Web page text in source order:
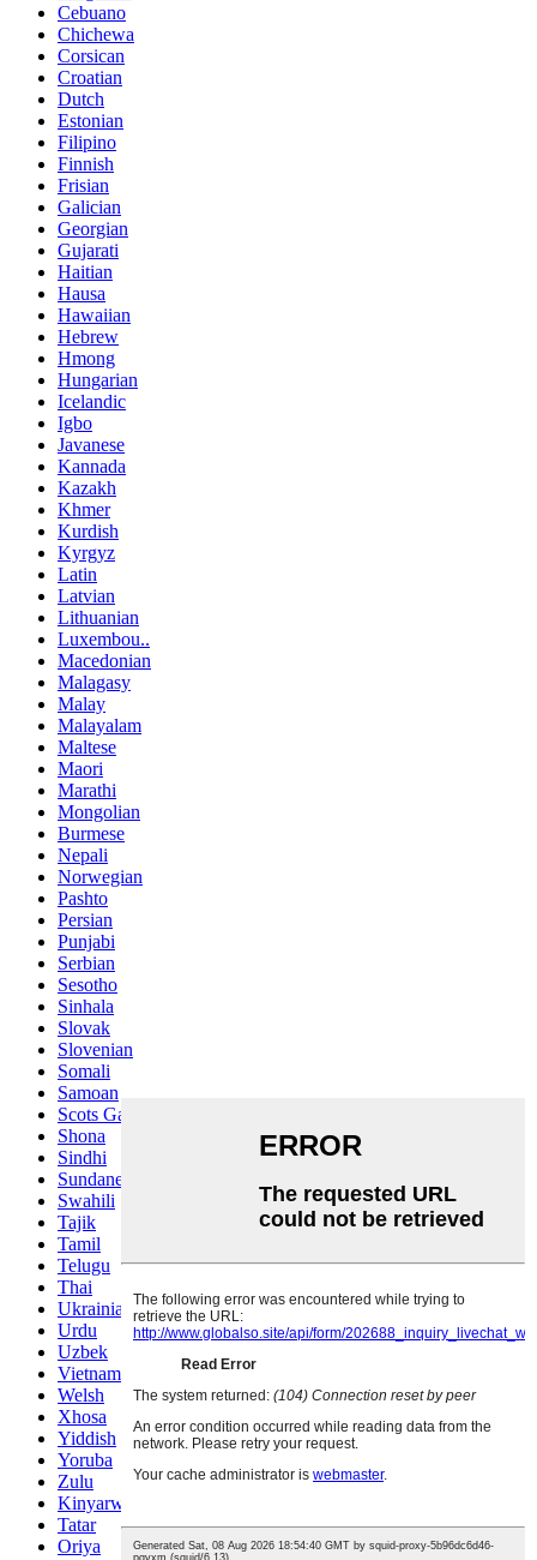
Cebuano
Chichewa
Corsican
Croatian
Dutch
Estonian
Filipino
Finnish
Frisian
Galician
Georgian
Gujarati
Haitian
Hausa
Hawaiian
Hebrew
Hmong
Hungarian
Icelandic
Igbo
Javanese
Kannada
Kazakh
Khmer
Kurdish
Kyrgyz
Latin
Latvian
Lithuanian
Luxembou..
Macedonian
Malagasy
Malay
Malayalam
Maltese
Maori
Marathi
Mongolian
Burmese
Nepali
Norwegian
Pashto
Persian
Punjabi
Serbian
Sesotho
Sinhala
Slovak
Slovenian
Somali
Samoan
Scots Gaelic
Shona
Sindhi
Sundanese
Swahili
Tajik
Tamil
Telugu
Thai
Ukrainian
Urdu
Uzbek
Vietnamese
Welsh
Xhosa
Yiddish
Yoruba
Zulu
Kinyarwanda
Tatar
Oriya